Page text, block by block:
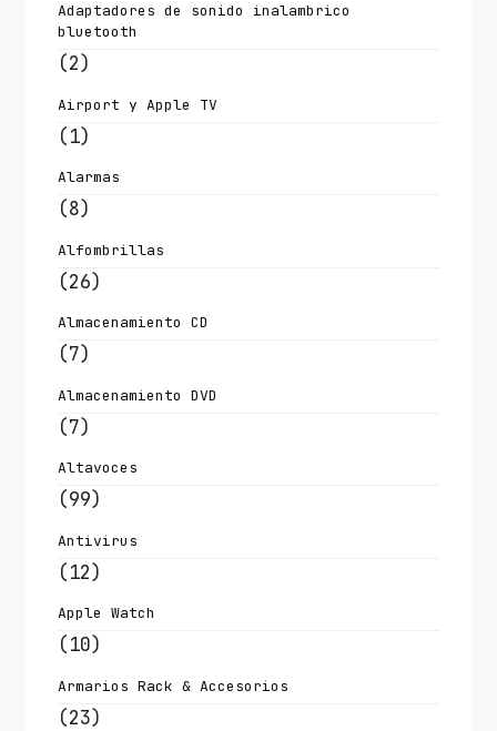
Adaptadores de sonido inalambrico
bluetooth
(2)
Airport y Apple TV
(1)
Alarmas
(8)
Alfombrillas
(26)
Almacenamiento CD
(7)
Almacenamiento DVD
(7)
Altavoces
(99)
Antivirus
(12)
Apple Watch
(10)
Armarios Rack & Accesorios
(23)